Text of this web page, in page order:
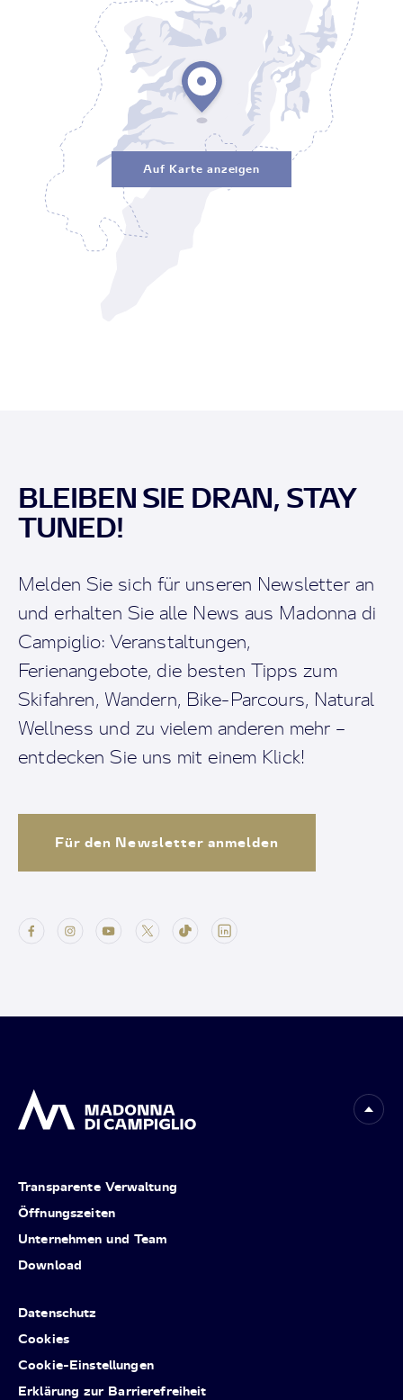
Auf Karte anzeigen
BLEIBEN SIE DRAN, STAY
TUNED!
Melden Sie sich für unseren Newsletter an
und erhalten Sie alle News aus Madonna di
Campiglio: Veranstaltungen,
Ferienangebote, die besten Tipps zum
Skifahren, Wandern, Bike-Parcours, Natural
Wellness und zu vielem anderen mehr –
entdecken Sie uns mit einem Klick!
Für den Newsletter anmelden
Transparente Verwaltung
Öffnungszeiten
Unternehmen und Team
Download
Datenschutz
Cookies
Cookie-Einstellungen
Erklärung zur Barrierefreiheit